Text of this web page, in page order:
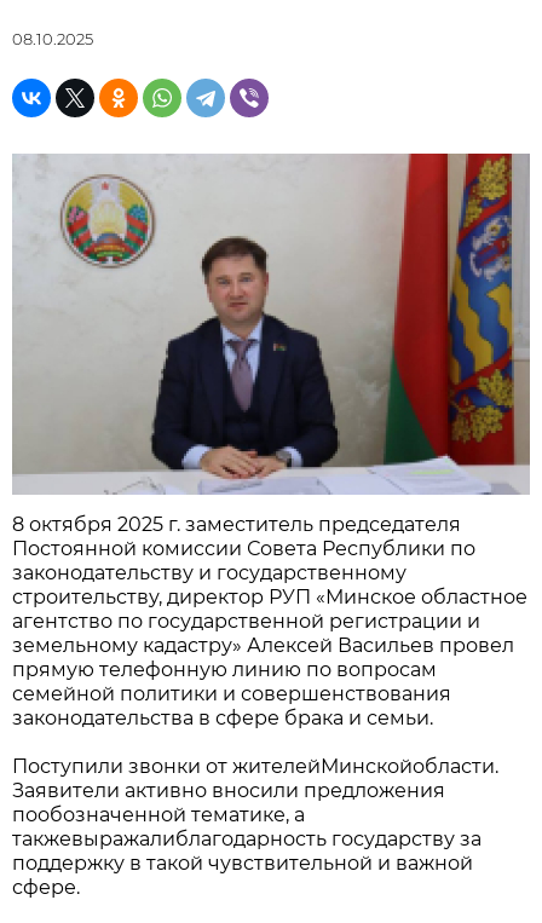
08.10.2025
8 октября 2025 г. заместитель председателя
Постоянной комиссии Совета Республики по
законодательству и государственному
строительству, директор РУП «Минское областное
агентство по государственной регистрации и
земельному кадастру» Алексей Васильев провел
прямую телефонную линию по вопросам
семейной политики и совершенствования
законодательства в сфере брака и семьи.
Поступили звонки от жителейМинскойобласти.
Заявители активно вносили предложения
пообозначенной тематике, а
такжевыражалиблагодарность государству за
поддержку в такой чувствительной и важной
сфере.